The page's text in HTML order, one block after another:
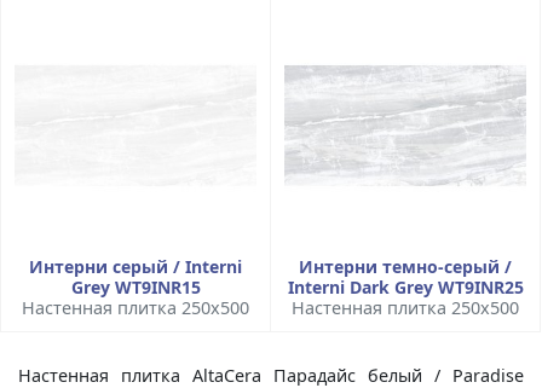
Интерни серый / Interni
Grey WT9INR15
Настенная плитка 250x500
Интерни темно-серый /
Interni Dark Grey WT9INR25
Настенная плитка 250x500
Настенная плитка AltaCera Парадайс белый / Paradise